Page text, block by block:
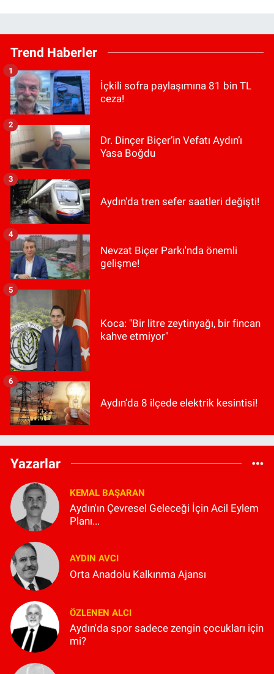
Trend Haberler
İçkili sofra paylaşımına 81 bin TL
ceza!
1
Dr. Dinçer Biçer’in Vefatı Aydın’ı
Yasa Boğdu
2
Aydın'da tren sefer saatleri değişti!
3
Nevzat Biçer Parkı'nda önemli
gelişme!
4
Koca: "Bir litre zeytinyağı, bir fincan
kahve etmiyor"
5
Aydın’da 8 ilçede elektrik kesintisi!
6
Yazarlar
KEMAL BAŞARAN
Aydın'ın Çevresel Geleceği İçin Acil Eylem
Planı...
AYDIN AVCI
Orta Anadolu Kalkınma Ajansı
ÖZLENEN ALCI
Aydın'da spor sadece zengin çocukları için
mi?